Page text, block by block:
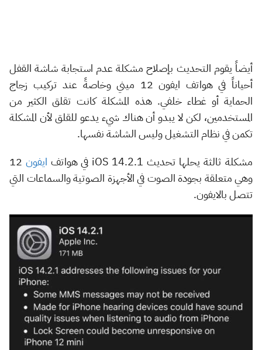
أيضاً يقوم التحديث بإصلاح مشكلة عدم استجابة شاشة القفل
أحياناً في هواتف ايفون 12 ميني وخاصةً عند تركيب زجاج
الحماية أو غطاء خلفي. هذه المشكلة كانت تقلق الكثير من
المستخدمين، لكن لا يبدو أن هناك شيء يدعو للقلق لأن المشكلة
تكمن في نظام التشغيل وليس الشاشة نفسها.
مشكلة ثالثة يحلها تحديث iOS 14.2.1 في هواتف
ايفون 12
وهي متعلقة بجودة الصوت في الأجهزة الصوتية والسماعات التي
تتصل بالايفون.